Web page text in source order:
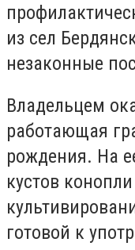
из сел
незаконные
Владельцем
работающая
рождения. На
кустов
готовой к